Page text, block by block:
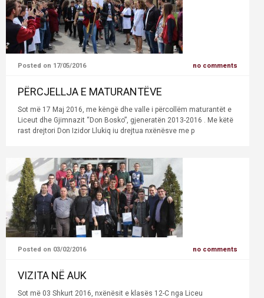
Posted on 17/05/2016 no comments
PËRCJELLJA E MATURANTËVE
Sot më 17 Maj 2016, me këngë dhe valle i përcollëm maturantët e
Liceut dhe Gjimnazit “Don Bosko”, gjeneratën 2013-2016 . Me këtë
rast drejtori Don Izidor Llukiq iu drejtua nxënësve me p
Posted on 03/02/2016 no comments
VIZITA NË AUK
Sot më 03 Shkurt 2016, nxënësit e klasës 12-C nga Liceu